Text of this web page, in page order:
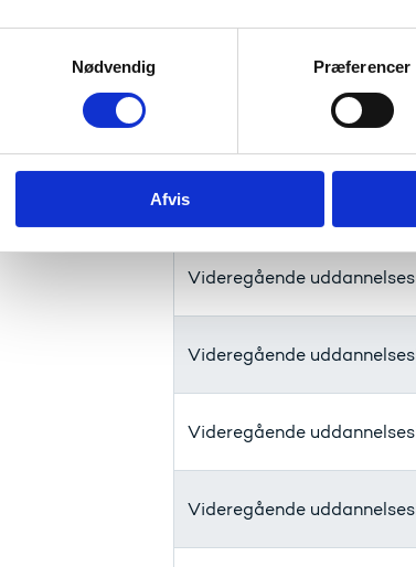
Nødvendig Præferencer
AfvisVideregående
Videregående
Videregående
Videregående
Videregående